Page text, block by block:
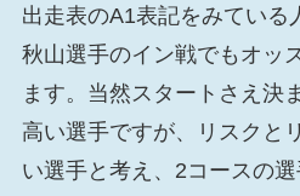
出走表のA1表記をみている
秋山選手のイン戦でもオッ
ます。当然スタートさえ決
高い選手ですが、リスクと
い選手と考え、2コースの